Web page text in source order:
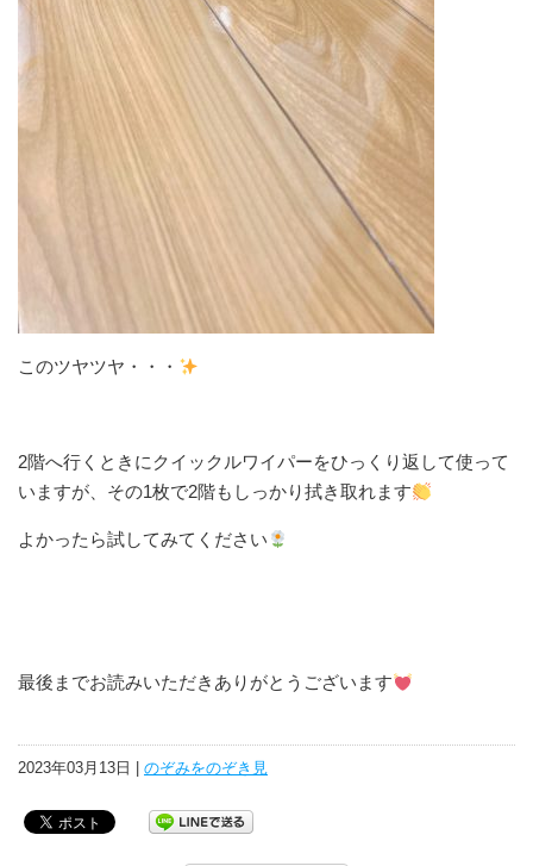
このツヤツヤ・・・
2階へ行くときにクイックルワイパーをひっくり返して使って
いますが、その1枚で2階もしっかり拭き取れます
よかったら試してみてください
最後までお読みいただきありがとうございます
2023年03月13日 | のぞみをのぞき見